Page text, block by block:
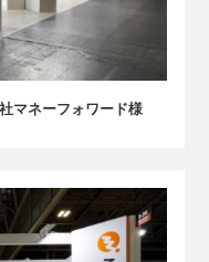
マネーフォワード様